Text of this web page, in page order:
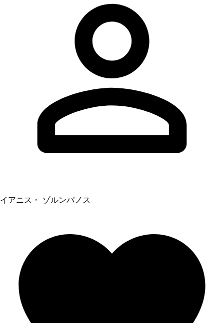
イアニス・ ゾルンパノス